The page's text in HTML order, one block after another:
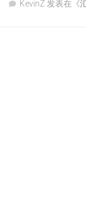
KevinZ 发表在《